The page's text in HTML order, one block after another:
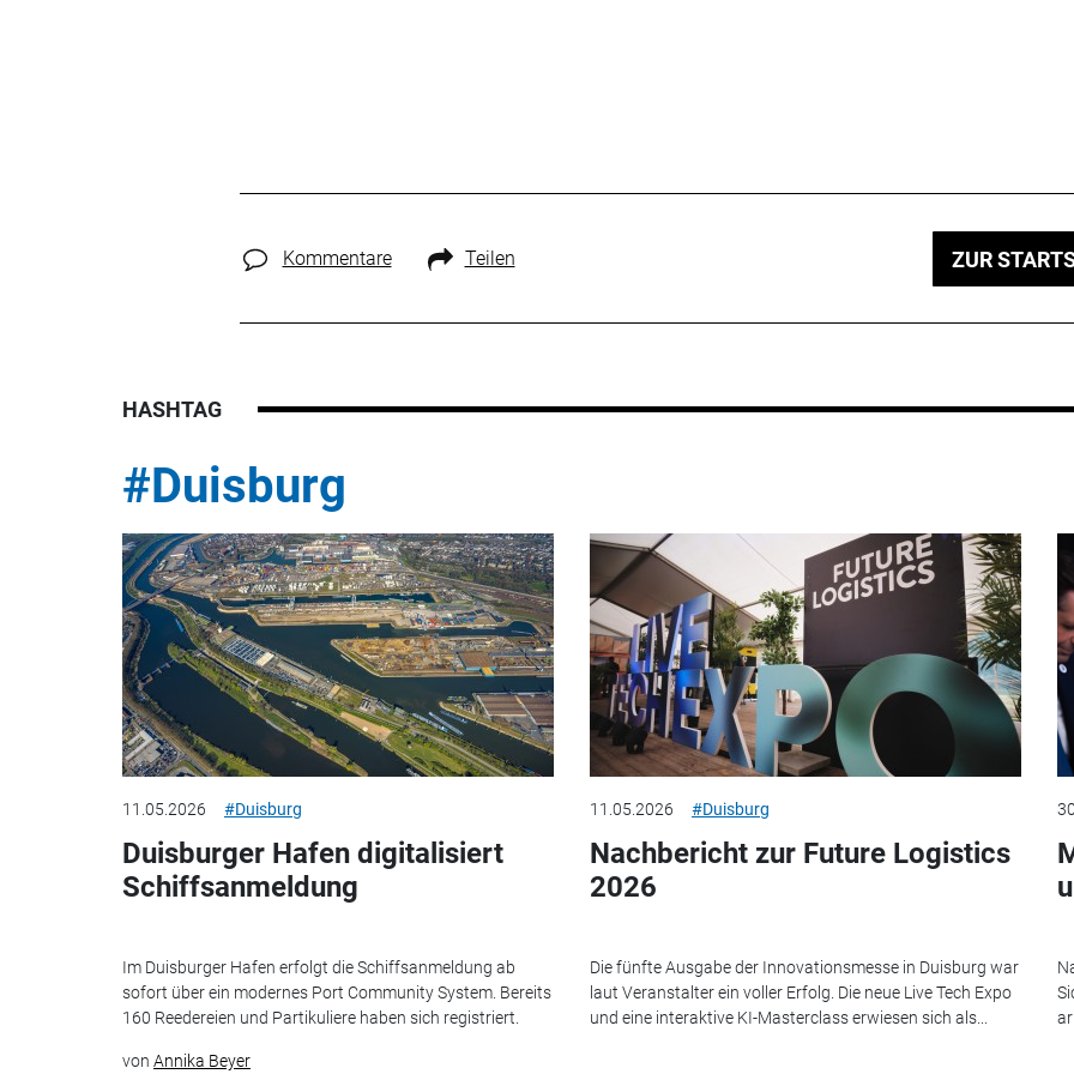
Kommentare Teilen ZUR
HASHTAG
#Duisburg
11.05.2026 #Duisburg
Duisburger Hafen digitalisiert
Schiffsanmeldung
Im Duisburger Hafen erfolgt die Schiffsanmeldung ab
sofort über ein modernes Port Community System. Bereits
160 Reedereien und Partikuliere haben sich registriert.
von Annika Beyer
11.05.2026 #Duisburg
Nachbericht zur Future Logistics
2026
Die fünfte Ausgabe der Innovationsmesse in Duisburg war
laut Veranstalter ein voller Erfolg. Die neue Live Tech Expo
und eine interaktive KI-Masterclass erwiesen sich als...